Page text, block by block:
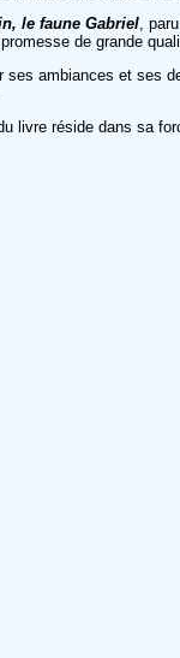
le faune Gabriel ,
de grande
ses ambiances et ses
livre réside dans